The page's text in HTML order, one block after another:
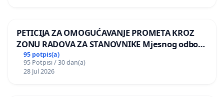
PETICIJA ZA OMOGUĆAVANJE PROMETA KROZ
ZONU RADOVA ZA STANOVNIKE Mjesnog odbora
Kamensko i Lemić Brdo
95 potpis(a)
95 Potpisi / 30 dan(a)
28 Jul 2026